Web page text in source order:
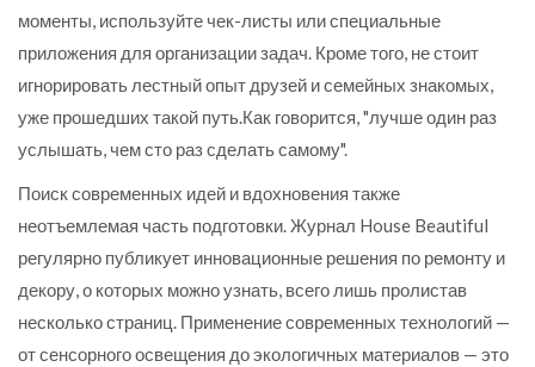
моменты, используйте чек-листы или специальные
приложения для организации задач. Кроме того, не стоит
игнорировать лестный опыт друзей и семейных знакомых,
уже прошедших такой путь.Как говорится, "лучше один раз
услышать, чем сто раз сделать самому".
Поиск современных идей и вдохновения также
неотъемлемая часть подготовки. Журнал House Beautiful
регулярно публикует инновационные решения по ремонту и
декору, о которых можно узнать, всего лишь пролистав
несколько страниц. Применение современных технологий —
от сенсорного освещения до экологичных материалов — это